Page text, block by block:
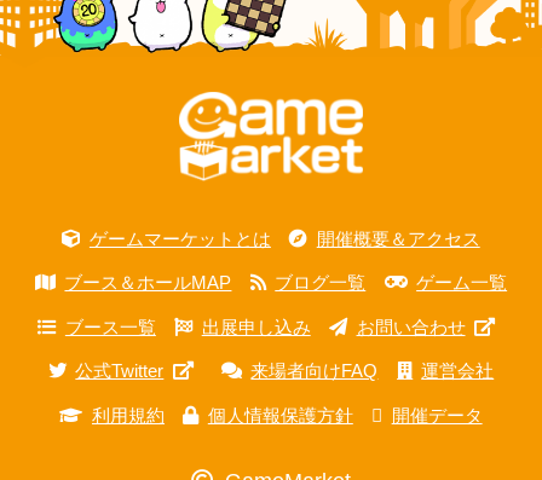
ゲームマーケットとは 開催概要＆アクセス
ブース＆ホールMAP ブログ一覧 ゲーム一覧
ブース一覧 出展申し込み お問い合わせ
公式Twitter 来場者向けFAQ 運営会社
利用規約 個人情報保護方針 開催データ